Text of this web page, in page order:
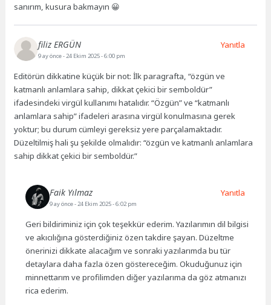
sanırım, kusura bakmayın 😀
filiz ERGÜN
9 ay önce- 24 Ekim 2025 - 6:00 pm
Editörün dikkatine küçük bir not: İlk paragrafta, “özgün ve
katmanlı anlamlara sahip, dikkat çekici bir semboldür”
ifadesindeki virgül kullanımı hatalıdır. “Özgün” ve “katmanlı
anlamlara sahip” ifadeleri arasına virgül konulmasına gerek
yoktur; bu durum cümleyi gereksiz yere parçalamaktadır.
Düzeltilmiş hali şu şekilde olmalıdır: “özgün ve katmanlı anlamlara
sahip dikkat çekici bir semboldür.”
Yanıtla
Faik Yılmaz
9 ay önce- 24 Ekim 2025 - 6:02 pm
Geri bildiriminiz için çok teşekkür ederim. Yazılarımın dil bilgisi
ve akıcılığına gösterdiğiniz özen takdire şayan. Düzeltme
önerinizi dikkate alacağım ve sonraki yazılarımda bu tür
detaylara daha fazla özen göstereceğim. Okuduğunuz için
minnettarım ve profilimden diğer yazılarıma da göz atmanızı
rica ederim.
Yanıtla